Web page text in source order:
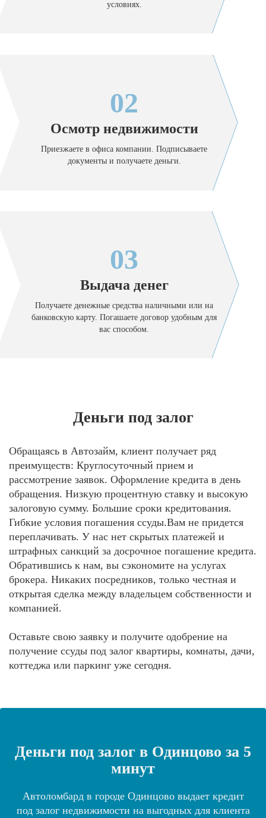
условиях.
02
Осмотр недвижимости
Приезжаете в офиса компании. Подписываете
документы и получаете деньги.
03
Выдача денег
Получаете денежные средства наличными или на
банковскую карту. Погашаете договор удобным для
вас способом.
Деньги под залог
Обращаясь в Автозайм, клиент получает ряд
преимуществ: Круглосуточный прием и
рассмотрение заявок. Оформление кредита в день
обращения. Низкую процентную ставку и высокую
залоговую сумму. Большие сроки кредитования.
Гибкие условия погашения ссуды.Вам не придется
переплачивать. У нас нет скрытых платежей и
штрафных санкций за досрочное погашение кредита.
Обратившись к нам, вы сэкономите на услугах
брокера. Никаких посредников, только честная и
открытая сделка между владельцем собственности и
компанией.
Оставьте свою заявку и получите одобрение на
получение ссуды под залог квартиры, комнаты, дачи,
коттеджа или паркинг уже сегодня.
Деньги под залог в Одинцово за 5
минут
Автоломбард в городе Одинцово выдает кредит
под залог недвижимости на выгодных для клиента